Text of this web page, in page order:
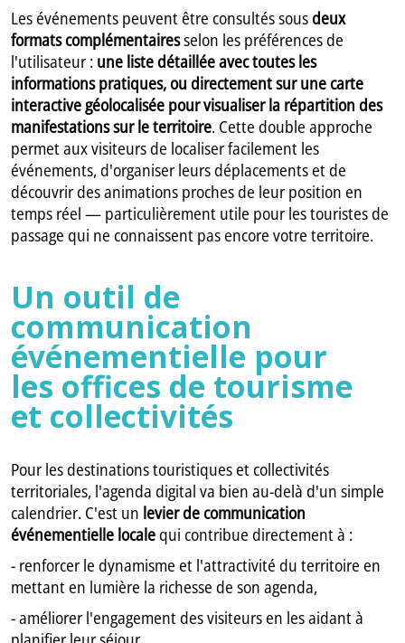
Les événements peuvent être consultés sousdeux
formats complémentairesselon les préférences de
l'utilisateur : une liste détaillée avec toutes les
informations pratiques, ou directement sur une carte
interactive géolocalisée pour visualiser la répartition des
manifestations sur le territoire. Cette double approche
permet aux visiteurs de localiser facilement les
événements, d'organiser leurs déplacements et de
découvrir des animations proches de leur position en
temps réel — particulièrement utile pour les touristes de
passage qui ne connaissent pas encore votre territoire.
Un outil de
communication
événementielle pour
les offices de tourisme
et collectivités
Pour les destinations touristiques et collectivités
territoriales, l'agenda digital va bien au-delà d'un simple
calendrier. C'est un levier de communication
événementielle localequi contribue directement à :
- renforcer le dynamisme et l'attractivité du territoire en
mettant en lumière la richesse de son agenda,
- améliorer l'engagement des visiteurs en les aidant à